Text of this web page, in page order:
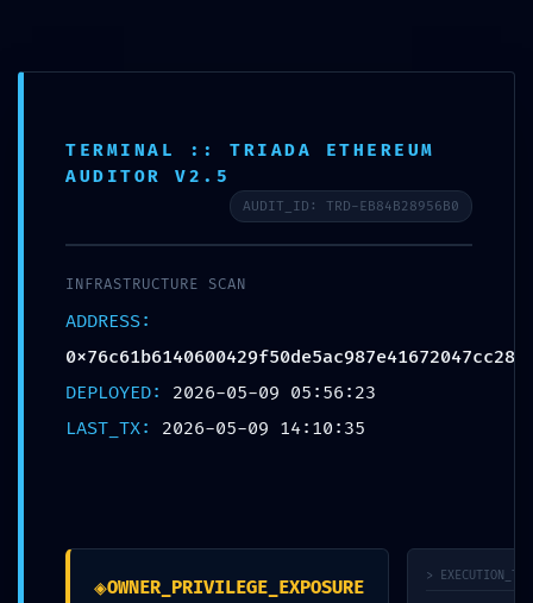
TERMINAL :: TRIADA ETHEREUM
AUDITOR V2.5
AUDIT_ID: TRD-EB84B28956B0
INFRASTRUCTURE SCAN
ADDRESS:
0x76c61b6140600429f50de5ac987e41672047cc28
DEPLOYED: 2026-05-09 05:56:23
LAST_TX: 2026-05-09 14:10:35
◈OWNER_PRIVILEGE_EXPOSURE
>